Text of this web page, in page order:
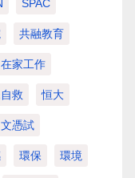
SPAC
共融教育
在家工作
救 恒大
文憑試
環保 環境